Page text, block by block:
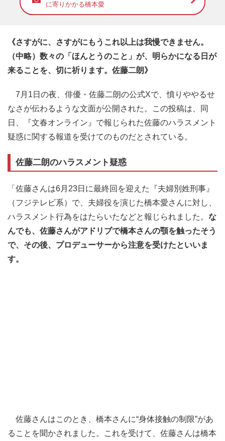
に寄りかかる橋本愛
《さすがに、さすがにもうこれ以上は我慢できません。
（中略）数々の「ほんとうのこと」が、明らかになる日が
来ることを、切に祈ります。佐藤二朗》
7月1日の夜、俳優・佐藤二朗の公式Xで、憤りややるせ
なさが伝わるような文面が公開された。この投稿は、同
日、『文春オンライン』で報じられた佐藤のハラスメント
疑惑に関する報道を受けてのものだとされている。
佐藤二朗のハラスメント疑惑
「佐藤さんは6月23日に最終回を迎えた『夫婦別姓刑事』
（フジテレビ系）で、夫婦役を演じた橋本愛さんに対し、
ハラスメント行為をはたらいたなどと報じられました。 な
んでも、佐藤さんがアドリブで橋本さんの顎を触ったそう
で、その後、プロデューサーから注意を受けたといいま
す。
佐藤さんはこのとき、橋本さんに“身体接触の制限”があ
ることを聞かされました。これを受けて、佐藤さんは橋本